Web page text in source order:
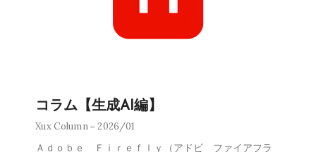
コラム【生成AI編】
Xux Column 2026/01
Ａｄｏｂｅ Ｆｉｒｅｆｌｙ（アドビ ファイアフラ